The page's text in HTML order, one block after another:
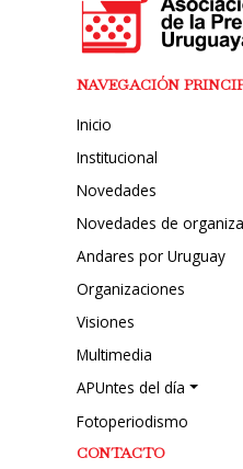
NAVEGACIÓN
Inicio
Institucional
Novedades
Novedades de
Andares por Uruguay
Organizaciones
Visiones
Multimedia
APUntes del día
Fotoperiodismo
CONTACTO